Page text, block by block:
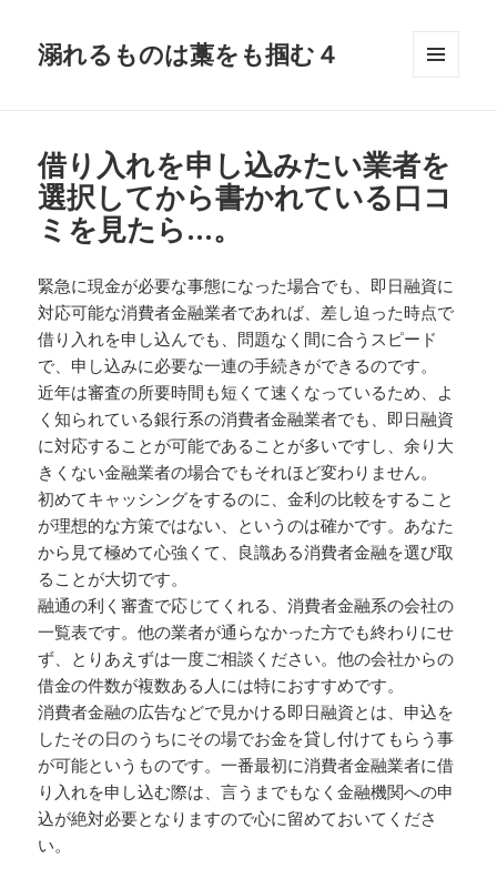
溺れるものは藁をも掴む４
借り入れを申し込みたい業者を
選択してから書かれている口コ
ミを見たら…。
緊急に現金が必要な事態になった場合でも、即日融資に
対応可能な消費者金融業者であれば、差し迫った時点で
借り入れを申し込んでも、問題なく間に合うスピード
で、申し込みに必要な一連の手続きができるのです。
近年は審査の所要時間も短くて速くなっているため、よ
く知られている銀行系の消費者金融業者でも、即日融資
に対応することが可能であることが多いですし、余り大
きくない金融業者の場合でもそれほど変わりません。
初めてキャッシングをするのに、金利の比較をすること
が理想的な方策ではない、というのは確かです。あなた
から見て極めて心強くて、良識ある消費者金融を選び取
ることが大切です。
融通の利く審査で応じてくれる、消費者金融系の会社の
一覧表です。他の業者が通らなかった方でも終わりにせ
ず、とりあえずは一度ご相談ください。他の会社からの
借金の件数が複数ある人には特におすすめです。
消費者金融の広告などで見かける即日融資とは、申込を
したその日のうちにその場でお金を貸し付けてもらう事
が可能というものです。一番最初に消費者金融業者に借
り入れを申し込む際は、言うまでもなく金融機関への申
込が絶対必要となりますので心に留めておいてくださ
い。